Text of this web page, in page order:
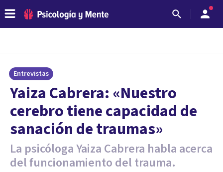
Entrevistas
Yaiza Cabrera: «Nuestro
cerebro tiene capacidad de
sanación de traumas»
La psicóloga Yaiza Cabrera habla acerca
del funcionamiento del trauma.